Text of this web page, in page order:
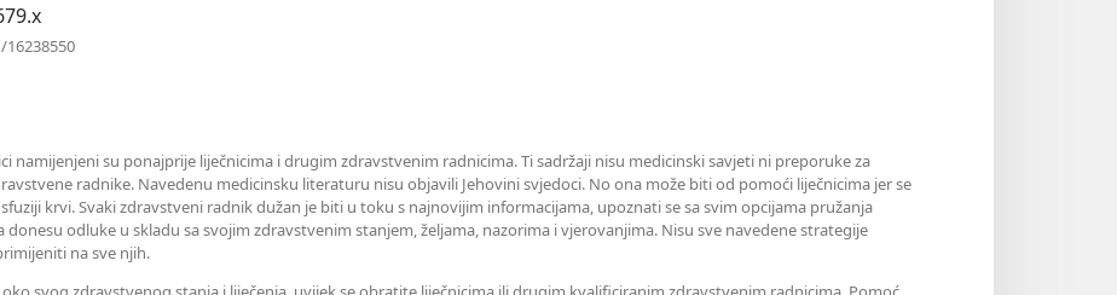
namijenjeni su ponajprije liječnicima i drugim zdravstvenim radnicima. Ti sadržaji nisu medicinski savjeti ni preporuke za
radnike. Navedenu medicinsku literaturu nisu objavili Jehovini svjedoci. No ona može biti od pomoći liječnicima jer se
krvi. Svaki zdravstveni radnik dužan je biti u toku s najnovijim informacijama, upoznati se sa svim opcijama pružanja
odluke u skladu sa svojim zdravstvenim stanjem, željama, nazorima i vjerovanjima. Nisu sve navedene strategije
na sve njih.